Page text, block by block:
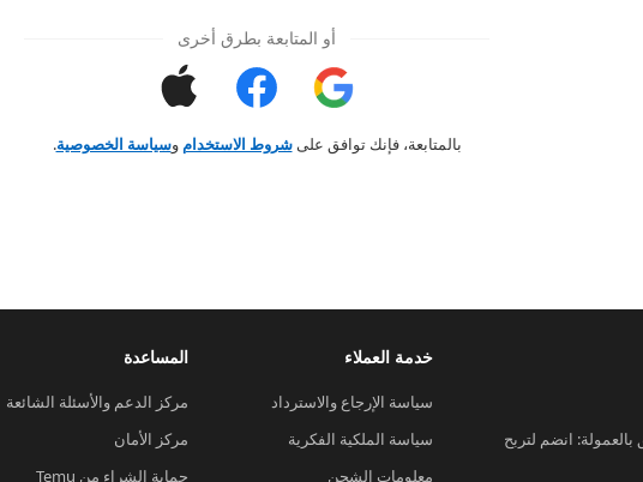
أو المتابعة بطرق أخرى
بالمتابعة، فإنك توافق علىشروط الاستخدام وسياسة الخصوصية.
انضم لتربح
خدمة العملاء
سياسة الإرجاع والاسترداد
سياسة الملكية الفكرية
معلومات الشحن
المساعدة
مركز الدعم والأسئلة الشائعة
مركز الأمان
حماية الشراء من Temu